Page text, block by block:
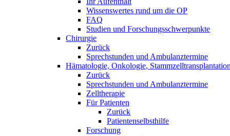
Wissenswertes rund um die OP
FAQ
Studien und Forschungsschwerpunkte
Chirurgie
Zurück
Sprechstunden und Ambulanztermine
Hämatologie, Onkologie,
Zurück
Sprechstunden und Ambulanztermine
Zelltherapie
Für Patienten
Zurück
Patientenselbsthilfe
Forschung